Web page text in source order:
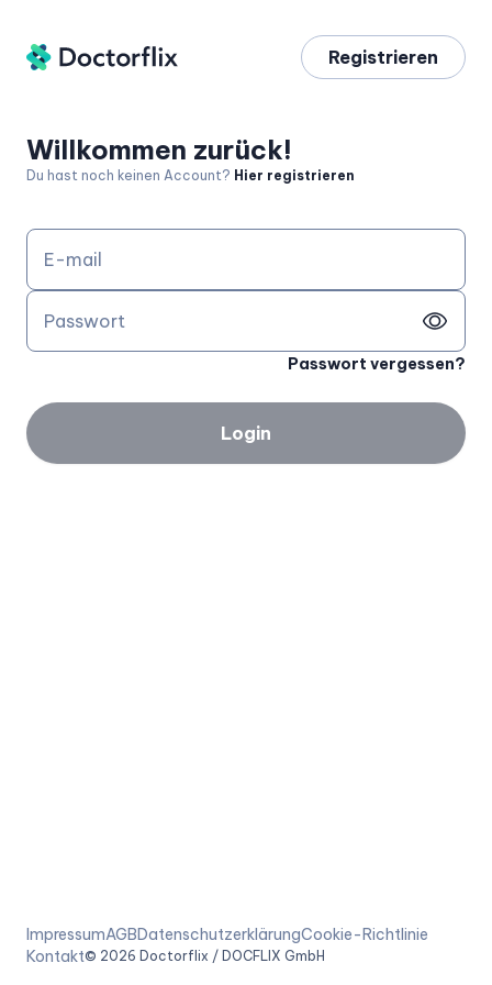
Registrieren
Willkommen zurück!
Du hast noch keinen Account? Hier registrieren
E-mail
Passwort
Passwort vergessen?
Login
ImpressumAGBDatenschutzerklärungCookie-Richtlinie
Kontakt© 2026 Doctorflix / DOCFLIX GmbH